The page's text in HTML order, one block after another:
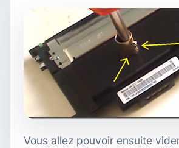
Vous allez pouvoir ensuite